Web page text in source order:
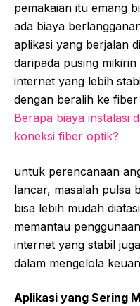
pemakaian itu emang
ada biaya
aplikasi yang berjalan
daripada pusing
internet yang lebih
dengan beralih ke
Berapa biaya instalasi
koneksi fiber optik?
untuk perencanaan
lancar, masalah pulsa
bisa lebih mudah
memantau
internet yang stabil
dalam mengelola
Aplikasi yang Sering